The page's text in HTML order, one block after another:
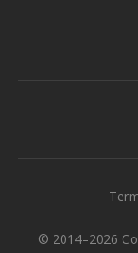
© 2014–2026